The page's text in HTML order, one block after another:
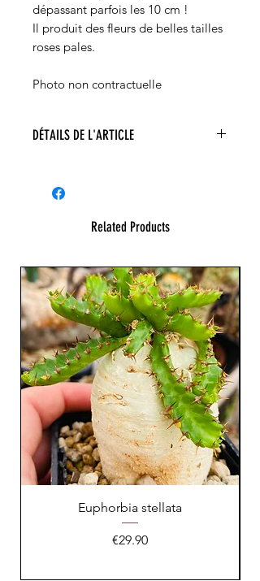
dépassant parfois les 10 cm !
Il produit des fleurs de belles tailles
roses pales.
Photo non contractuelle
DÉTAILS DE L'ARTICLE
paediophilus
Related Products
Euphorbia stellata
Price
€29.90